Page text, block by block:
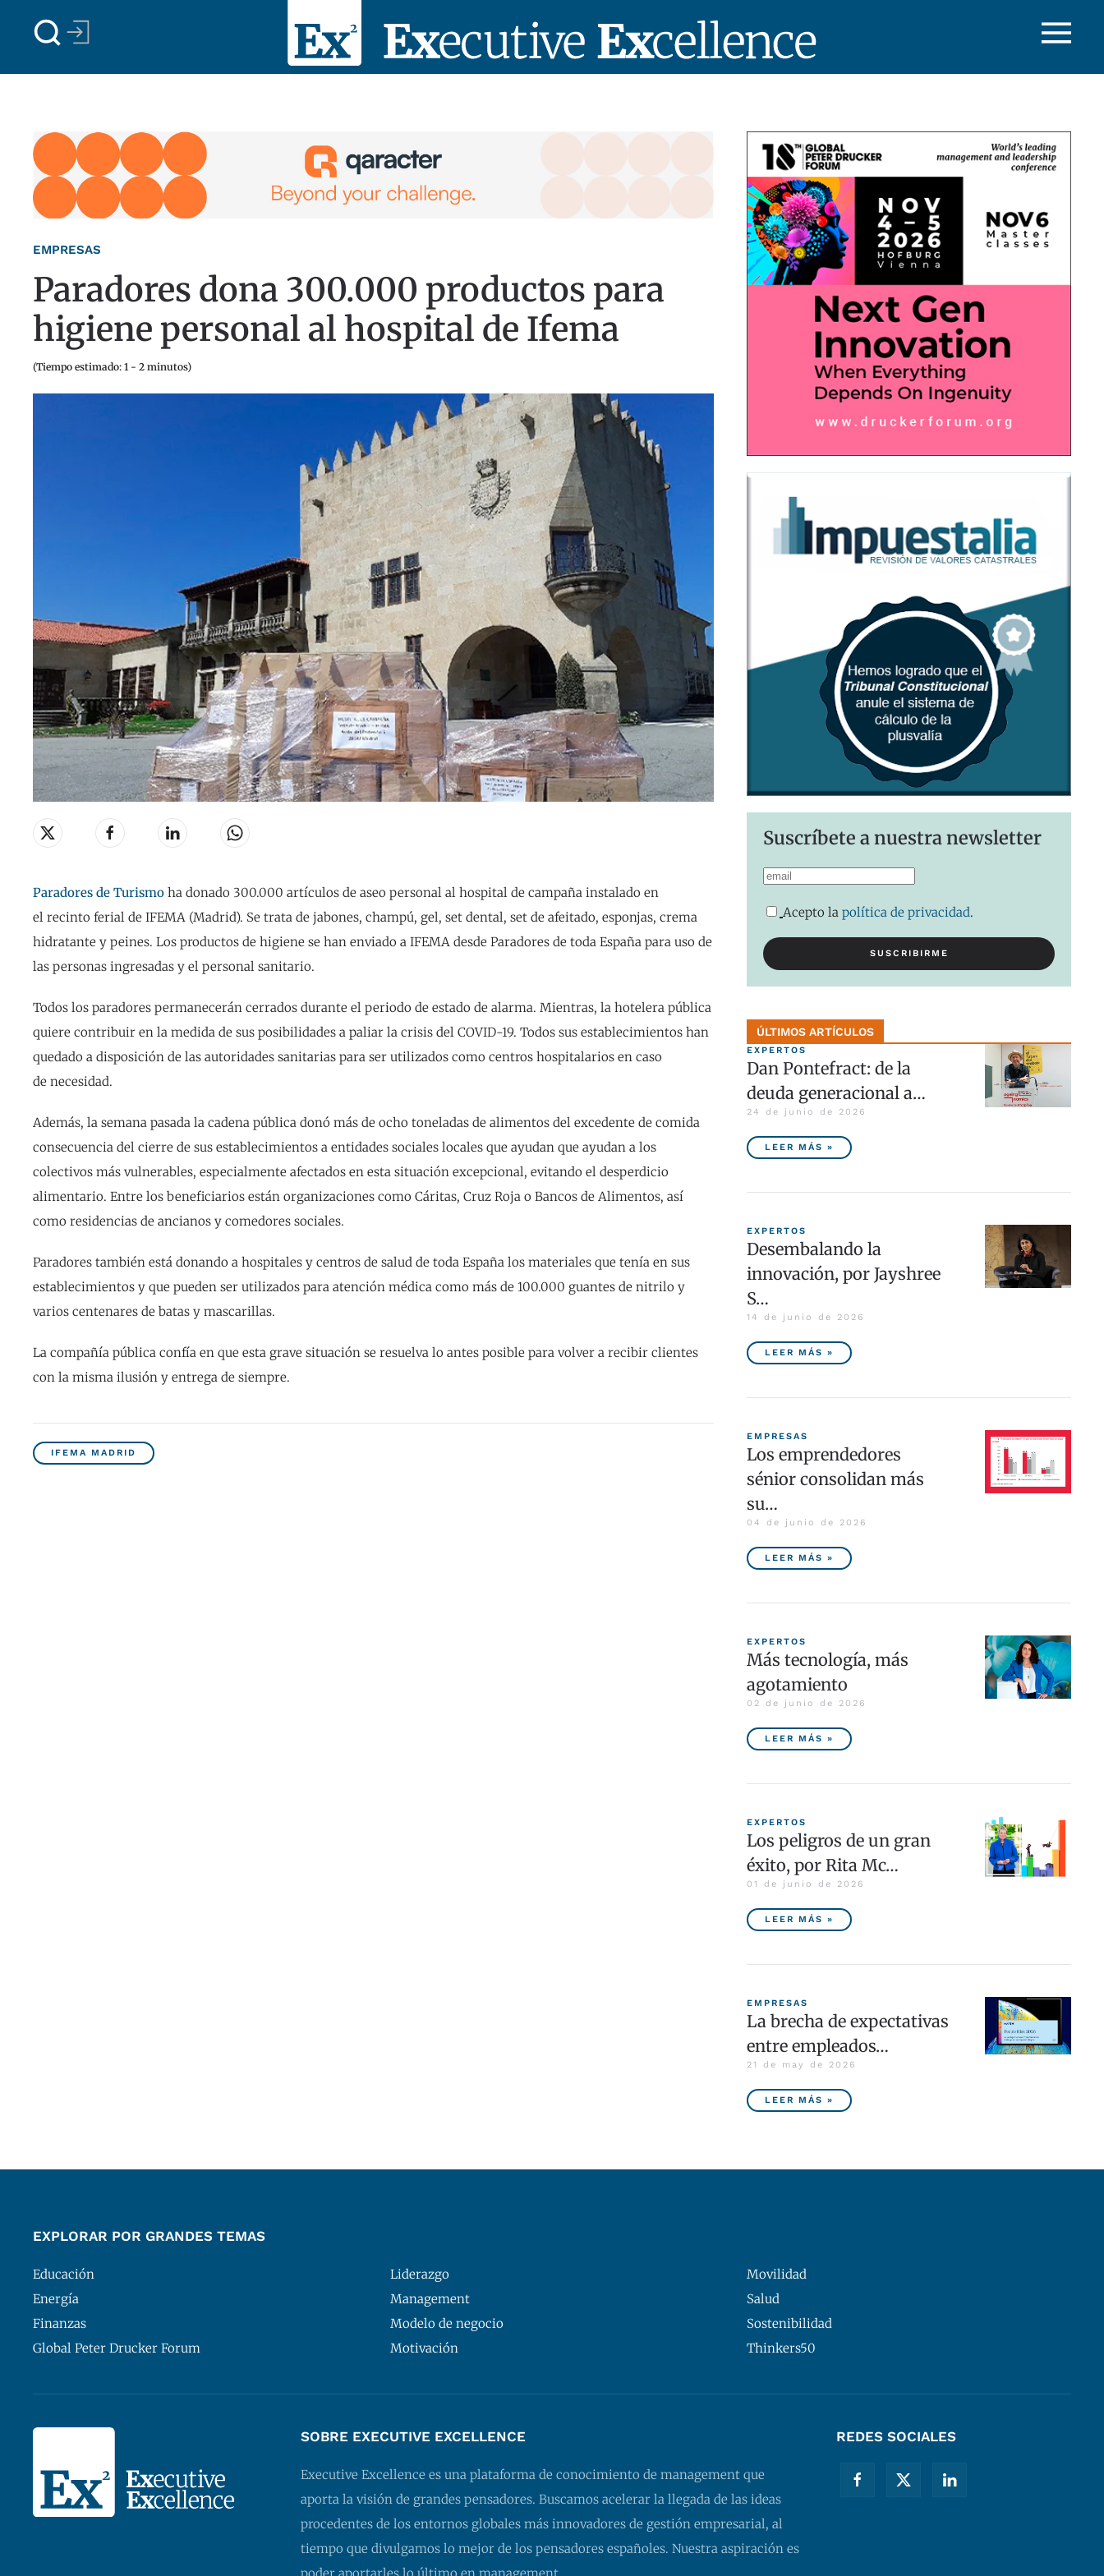
Skip to main content
EMPRESAS
Paradores dona 300.000 productos para
higiene personal al hospital de Ifema
(Tiempo estimado: 1 - 2 minutos)
Paradores de Turismo ha donado 300.000 artículos de aseo personal al hospital de campaña instalado en
el recinto ferial de IFEMA (Madrid). Se trata de jabones, champú, gel, set dental, set de afeitado, esponjas, crema
hidratante y peines. Los productos de higiene se han enviado a IFEMA desde Paradores de toda España para uso de
las personas ingresadas y el personal sanitario.
Todos los paradores permanecerán cerrados durante el periodo de estado de alarma. Mientras, la hotelera pública
quiere contribuir en la medida de sus posibilidades a paliar la crisis del COVID-19. Todos sus establecimientos han
quedado a disposición de las autoridades sanitarias para ser utilizados como centros hospitalarios en caso
de necesidad.
Además, la semana pasada la cadena pública donó más de ocho toneladas de alimentos del excedente de comida
consecuencia del cierre de sus establecimientos a entidades sociales locales que ayudan que ayudan a los
colectivos más vulnerables, especialmente afectados en esta situación excepcional, evitando el desperdicio
alimentario. Entre los beneficiarios están organizaciones como Cáritas, Cruz Roja o Bancos de Alimentos, así
como residencias de ancianos y comedores sociales.
Paradores también está donando a hospitales y centros de salud de toda España los materiales que tenía en sus
establecimientos y que pueden ser utilizados para atención médica como más de 100.000 guantes de nitrilo y
varios centenares de batas y mascarillas.
La compañía pública confía en que esta grave situación se resuelva lo antes posible para volver a recibir clientes
con la misma ilusión y entrega de siempre.
IFEMA MADRID
Suscríbete a nuestra newsletter
Acepto lapolítica de privacidad.
ÚLTIMOS ARTÍCULOS
EXPERTOS
Dan Pontefract: de la
deuda generacional a…
24 de junio de 2026
LEER MÁS »
EXPERTOS
Desembalando la
innovación, por Jayshree
S…
14 de junio de 2026
LEER MÁS »
EMPRESAS
Los emprendedores
sénior consolidan más
su…
04 de junio de 2026
LEER MÁS »
EXPERTOS
Más tecnología, más
agotamiento
02 de junio de 2026
LEER MÁS »
EXPERTOS
Los peligros de un gran
éxito, por Rita Mc…
01 de junio de 2026
LEER MÁS »
EMPRESAS
La brecha de expectativas
entre empleados…
21 de may de 2026
LEER MÁS »
EXPLORAR POR GRANDES TEMAS
Educación
Energía
Finanzas
Global Peter Drucker Forum
Liderazgo
Management
Modelo de negocio
Motivación
Movilidad
Salud
Sostenibilidad
Thinkers50
SOBRE EXECUTIVE EXCELLENCE
Executive Excellence es una plataforma de conocimiento de management que
aporta la visión de grandes pensadores. Buscamos acelerar la llegada de las ideas
procedentes de los entornos globales más innovadores de gestión empresarial, al
tiempo que divulgamos lo mejor de los pensadores españoles. Nuestra aspiración es
REDES SOCIALES